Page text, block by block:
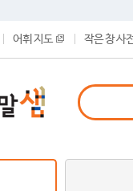
어휘 지도 작은 창 사